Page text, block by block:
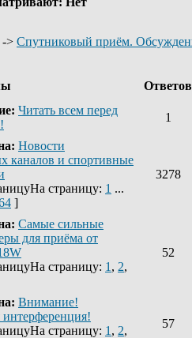
-> Спутниковый приём.
Читать всем перед
1
Новости
каналов и спортивные
На страницу: 1 ...
]
3278
Самые сильные
для приёма от
На страницу: 1 , 2,
52
Внимание!
На страницу: 1 , 2,
57